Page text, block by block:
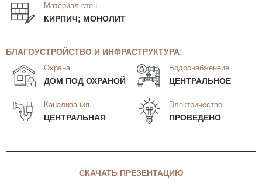
Материал стен
КИРПИЧ; МОНОЛИТ
БЛАГОУСТРОЙСТВО И ИНФРАСТРУКТУРА:
Охрана
ДОМ ПОД ОХРАНОЙ
Водоснабженеие
ЦЕНТРАЛЬНОЕ
Канализация
ЦЕНТРАЛЬНАЯ
Электричество
ПРОВЕДЕНО
СКАЧАТЬ ПРЕЗЕНТАЦИЮ